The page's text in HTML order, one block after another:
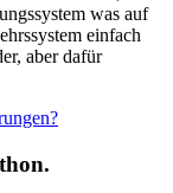
was auf
einfach
aber dafür